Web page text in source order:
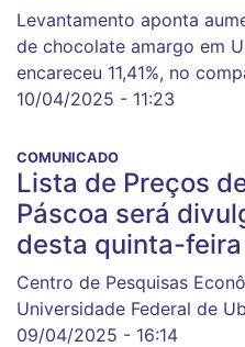
Levantamento aponta
de chocolate amargo em
encareceu 11,41%, no
10/04/2025 - 11:23
COMUNICADO
Lista de Preços
Páscoa será
desta quinta-
Centro de Pesquisas
Universidade Federal de
09/04/2025 - 16:14